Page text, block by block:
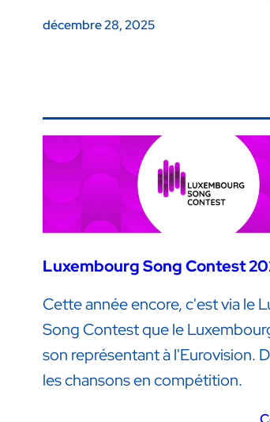
décembre 28, 2025
Luxembourg Song Contest
Cette année encore, c'est via le
Song Contest que le
son représentant à l'Eurovision.
les chansons en compétition.